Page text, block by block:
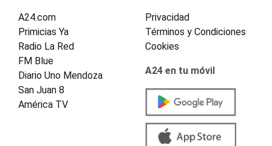
A24.com
Primicias Ya
Radio La Red
FM Blue
Diario Uno Mendoza
San Juan 8
América TV
Privacidad
Términos y Condiciones
Cookies
A24 en tu móvil